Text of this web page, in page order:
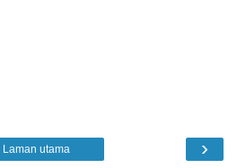
›
Laman utama